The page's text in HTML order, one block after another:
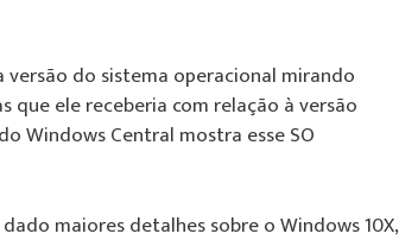
do sistema operacional mirando
que ele receberia com relação à versão
Windows Central mostra esse SO
maiores detalhes sobre o Windows 10X,